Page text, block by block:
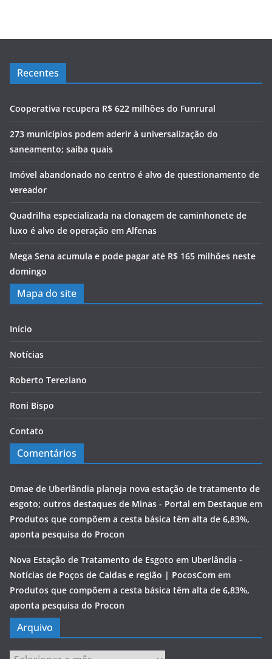
Recentes
Cooperativa recupera R$ 622 milhões do Funrural
273 municípios podem aderir à universalização do
saneamento; saiba quais
Imóvel abandonado no centro é alvo de questionamento de
vereador
Quadrilha especializada na clonagem de caminhonete de
luxo é alvo de operação em Alfenas
Mega Sena acumula e pode pagar até R$ 165 milhões neste
domingo
Mapa do site
Início
Notícias
Roberto Tereziano
Roni Bispo
Contato
Comentários
Dmae de Uberlândia planeja nova estação de tratamento de
esgoto; outros destaques de Minas - Portal em Destaque em
Produtos que compõem a cesta básica têm alta de 6,83%,
aponta pesquisa do Procon
Nova Estação de Tratamento de Esgoto em Uberlândia -
Notícias de Poços de Caldas e região | PocosCom em
Produtos que compõem a cesta básica têm alta de 6,83%,
aponta pesquisa do Procon
Arquivo